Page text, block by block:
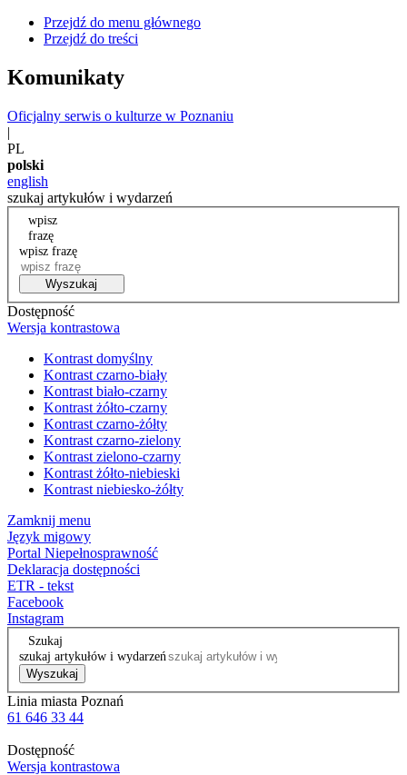
Przejdź do menu głównego
Przejdź do treści
Komunikaty
Oficjalny serwis o kulturze w Poznaniu
|
PL
polski
english
szukaj artykułów i wydarzeń
wpisz
frazę
wpisz frazę
Wyszukaj
Dostępność
Wersja kontrastowa
Kontrast domyślny
Kontrast czarno-biały
Kontrast biało-czarny
Kontrast żółto-czarny
Kontrast czarno-żółty
Kontrast czarno-zielony
Kontrast zielono-czarny
Kontrast żółto-niebieski
Kontrast niebiesko-żółty
Zamknij menu
Język migowy
Portal Niepełnosprawność
Deklaracja dostępności
ETR - tekst
Facebook
Instagram
Szukaj
szukaj artykułów i wydarzeń
Wyszukaj
Linia miasta Poznań
61 646 33 44
Dostępność
Wersja kontrastowa